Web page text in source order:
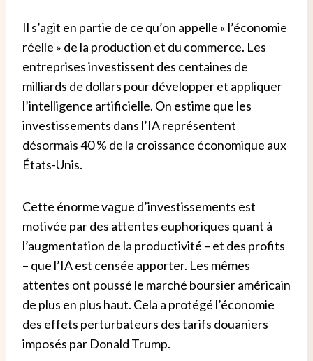
Il s’agit en partie de ce qu’on appelle « l’économie
réelle » de la production et du commerce. Les
entreprises investissent des centaines de
milliards de dollars pour développer et appliquer
l’intelligence artificielle. On estime que les
investissements dans l’IA représentent
désormais 40 % de la croissance économique aux
États-Unis.
Cette énorme vague d’investissements est
motivée par des attentes euphoriques quant à
l’augmentation de la productivité – et des profits
– que l’IA est censée apporter. Les mêmes
attentes ont poussé le marché boursier américain
de plus en plus haut. Cela a protégé l’économie
des effets perturbateurs des tarifs douaniers
imposés par Donald Trump.